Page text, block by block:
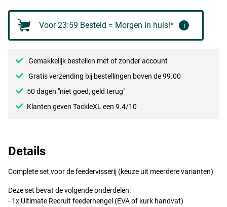
Voor 23:59 Besteld = Morgen in huis!* i
Gemakkelijk bestellen met of zonder account
Gratis verzending bij bestellingen boven de 99.00
50 dagen "niet goed, geld terug"
Klanten geven TackleXL een 9.4/10
Details
Complete set voor de feedervisserij (keuze uit meerdere varianten)
Deze set bevat de volgende onderdelen:
- 1x Ultimate Recruit feederhengel (EVAof kurk handvat)